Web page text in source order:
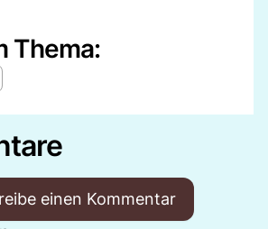
Thema:
einen Kommentar